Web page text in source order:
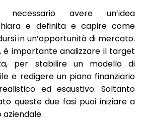
necessario avere un’idea
e definita e capire come
in un’opportunità di mercato.
è importante analizzare il target
per stabilire un modello di
e redigere un piano finanziario
ed esaustivo. Soltanto
queste due fasi puoi iniziare a